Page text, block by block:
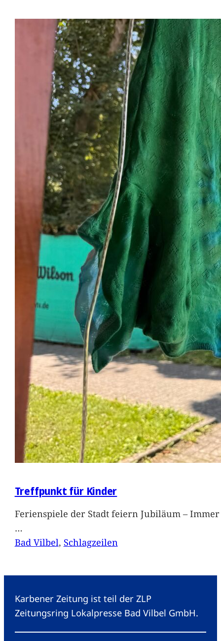
Treffpunkt für Kinder
Ferienspiele der Stadt feiern Jubiläum –
…
Bad Vilbel, Schlagzeilen
Karbener Zeitung ist teil der ZLP
Zeitungsring Lokalpresse Bad Vilbel GmbH.